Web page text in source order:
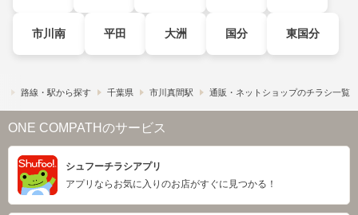
市川南 平田 大洲 国分 東国分
路線・駅から探す 千葉県 市川真間駅 通販・ネットショップのチラシ一覧
ONE COMPATHのサービス
シュフーチラシアプリ
アプリならお気に入りのお店がすぐに見つかる！